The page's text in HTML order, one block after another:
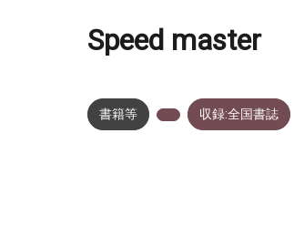
Speed master
書籍等 収録:全国書誌